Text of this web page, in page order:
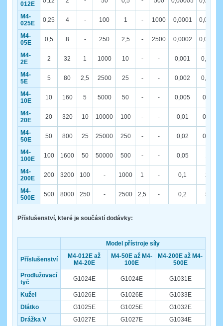
012E
M4-
025E
0,25 4 - 100 1 - 1000 0,0001 0,002
M4-
05E
0,5 8 - 250 2,5 - 2500 0,0002 0,005
M4-
2E
2 32 1 1000 10 - - 0,001 0,02
M4-
5E
5 80 2,5 2500 25 - - 0,002 0,05
M4-
10E
10 160 5 5000 50 - - 0,005 0,1
M4-
20E
20 320 10 10000 100 - - 0,01 0,2
M4-
50E
50 800 25 25000 250 - - 0,02 0,5
M4-
100E
100 1600 50 50000 500 - - 0,05
M4-
200E
200 3200 100 - 1000 1 - 0,1 2
M4-
500E
500 8000 250 - 2500 2,5 - 0,2 5
Příslušenství, které je součástí dodávky:
Model přístroje síly
Příslušenství
M4-012E až
M4-20E
M4-50E až M4-
100E
M4-200E až M4-
500E
Prodlužovací
tyč
G1024E G1024E G1031E
Kužel G1026E G1026E
G1033E
Dlátko
G1025E G1025E
G1032E
Drážka V
G1027E G1027E
G1034E